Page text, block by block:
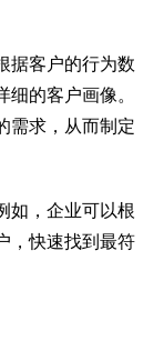
据客户的行为数
的客户画像。
需求，从而制定
如，企业可以根
，快速找到最符